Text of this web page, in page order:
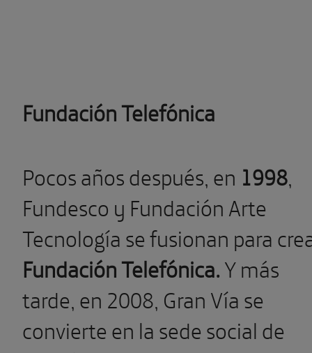
Fundación Telefónica
Pocos años después, en 1998,
Fundesco y Fundación Arte
Tecnología se fusionan para
Fundación Telefónica.Y más
tarde, en 2008, Gran Vía se
convierte en la sede social de